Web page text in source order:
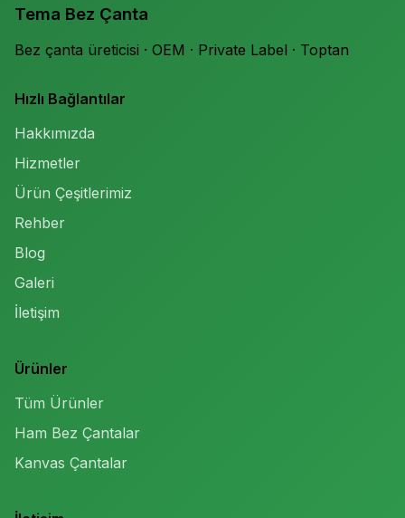
Tema Bez Çanta
Bez çanta üreticisi · OEM · Private Label · Toptan
Hızlı Bağlantılar
Hakkımızda
Hizmetler
Ürün Çeşitlerimiz
Rehber
Blog
Galeri
İletişim
Ürünler
Tüm Ürünler
Ham Bez Çantalar
Kanvas Çantalar